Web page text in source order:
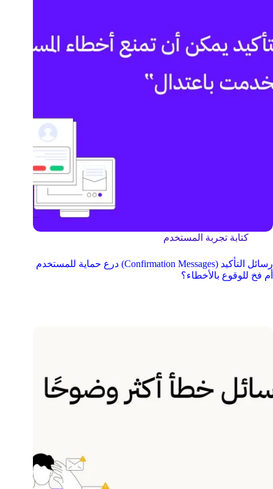
كتابة تجربة المستخدم
رسائل التأكيد (Confirmation Messages) درع حماية للمستخدم
أم فخ للوقوع بالأخطاء؟